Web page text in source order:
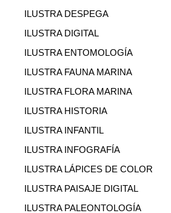
ILUSTRA DESPEGA
ILUSTRA DIGITAL
ILUSTRA ENTOMOLOGÍA
ILUSTRA FAUNA MARINA
ILUSTRA FLORA MARINA
ILUSTRA HISTORIA
ILUSTRA INFANTIL
ILUSTRA INFOGRAFÍA
ILUSTRA LÁPICES DE COLOR
ILUSTRA PAISAJE DIGITAL
ILUSTRA PALEONTOLOGÍA